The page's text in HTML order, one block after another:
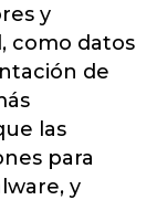
y
como datos
de
las
para
y